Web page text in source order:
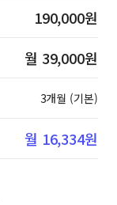
190,000원
월 39,000원
3개월 (기본)
월 16,334원